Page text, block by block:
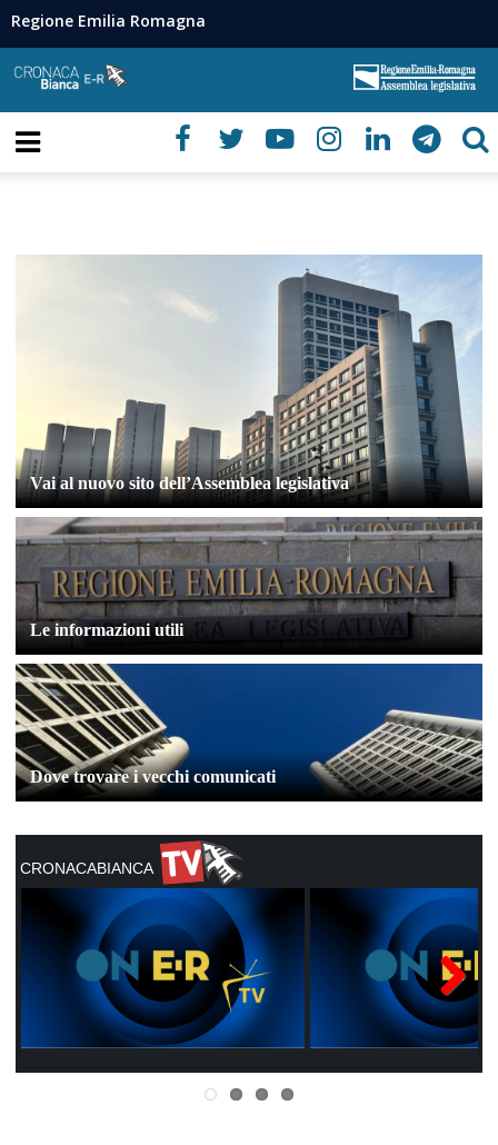
Regione Emilia Romagna
Vai al nuovo sito dell’Assemblea legislativa
Le informazioni utili
Dove trovare i vecchi comunicati
CRONACABIANCA